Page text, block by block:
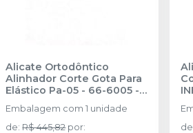
Alicate Ortodôntico
Alinhador Corte Gota Para
Elástico Pa-05 - 66-6005 -
INFINITY ORTHODONTICS
Embalagem com 1 unidade
de:R$ 445,82 por:
de